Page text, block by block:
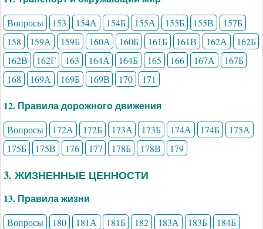
Вопросы 153 154А 154Б 155А 155Б 155В
157Б
158
159А 159Б 160А 160Б 161Б 161В 162А
162Б
162В
162Г 163 164А 164Б 165 166 167А
167Б
168
169А 169Б 169В 170 171
12. Правила дорожного движения
Вопросы 172А 172Б 173А 173Б 174А 174Б
175А
175Б
175В 176 177 178Б 178В 179
3. ЖИЗНЕННЫЕ ЦЕННОСТИ
13. Правила жизни
Вопросы 180 181А 181Б 182 183А 183Б
184Б